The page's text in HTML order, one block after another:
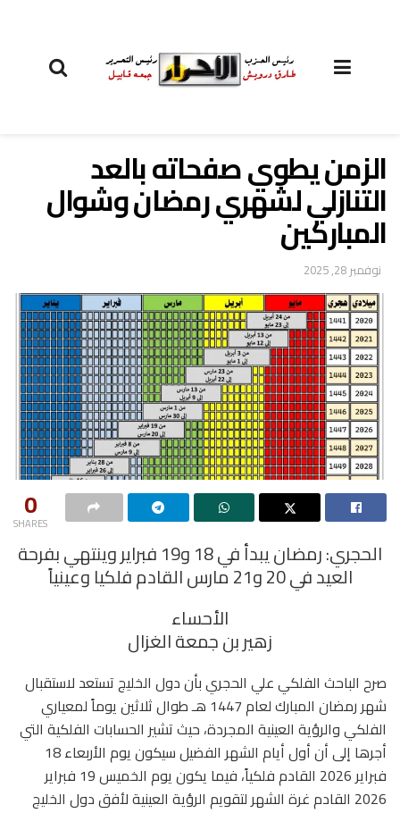
الزمن يطوي صفحاته بالعد
التنازلي لشهري رمضان وشوال
المباركين
نوفمبر 28, 2025
0
SHARES
الحجري: رمضان يبدأ في 18 و19 فبراير وينتهي بفرحة
العيد في 20 و21 مارس القادم فلكيا وعينياً
الأحساء
زهير بن جمعة الغزال
صرح الباحث الفلكي علي الحجري بأن دول الخليج تستعد لاستقبال
شهر رمضان المبارك لعام 1447 هـ طوال ثلاثين يوماً لمعياري
الفلكي والرؤية العينية المجردة، حيث تشير الحسابات الفلكية التي
أجرها إلى أن أول أيام الشهر الفضيل سيكون يوم الأربعاء 18
فبراير 2026 القادم فلكياً، فيما يكون يوم الخميس 19 فبراير
2026 القادم غرة الشهر لتقويم الرؤية العينية لأفق دول الخليج